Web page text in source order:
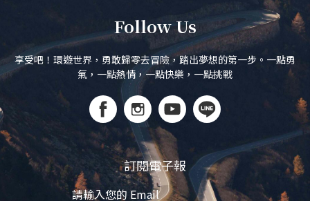
Follow Us
享受吧！環遊世界，勇敢歸零去冒險，踏出夢想的第一步。一點勇
氣，一點熱情，一點快樂，一點挑戰
訂閱電子報